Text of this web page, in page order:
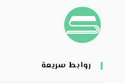
روابط سريعة